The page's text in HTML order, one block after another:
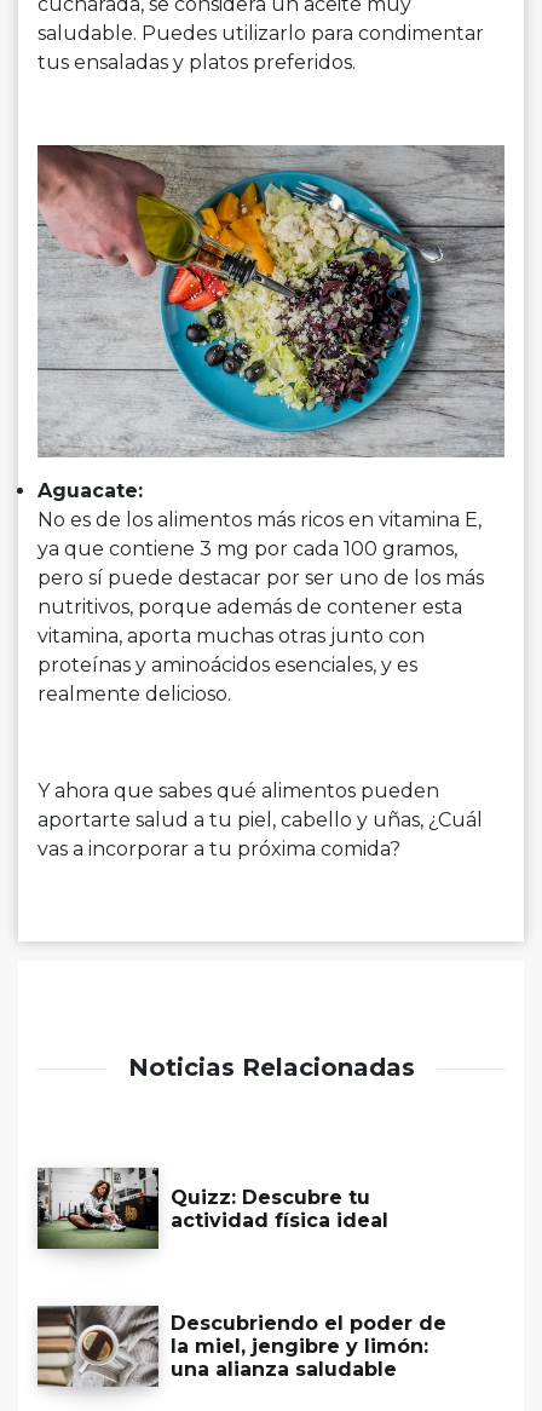
saludable. Puedes utilizarlo para condimentar
tus ensaladas y platos preferidos.
Aguacate:
No es de los alimentos más ricos en vitamina E,
ya que contiene 3 mg por cada 100 gramos,
pero sí puede destacar por ser uno de los más
nutritivos, porque además de contener esta
vitamina, aporta muchas otras junto con
proteínas y aminoácidos esenciales, y es
realmente delicioso.
Y ahora que sabes qué alimentos pueden
aportarte salud a tu piel, cabello y uñas, ¿Cuál
vas a incorporar a tu próxima comida?
Noticias Relacionadas
Quizz: Descubre tu
actividad física ideal
Descubriendo el poder de
la miel, jengibre y limón:
una alianza saludable